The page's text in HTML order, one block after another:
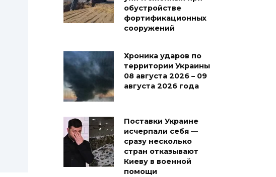
обустройстве
фортификационных
сооружений
Хроника ударов по
территории Украины
08 августа 2026 – 09
августа 2026 года
Поставки Украине
исчерпали себя —
сразу несколько
стран отказывают
Киеву в военной
помощи